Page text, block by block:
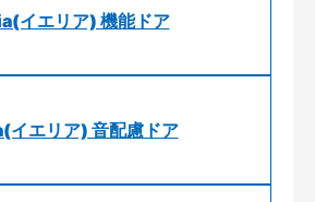
イエリア) 機能ドア
エリア) 音配慮ドア